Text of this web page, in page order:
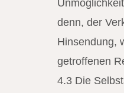
denn, der
Hinsendung,
getroffenen
4.3 Die